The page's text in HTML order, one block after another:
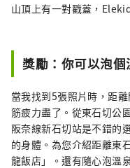
山頂上有一對戳蓋，
獎勵：你可以泡
當我找到5張照片時，距
筋疲力盡了。從東石切公
阪奈線新石切站是不錯的
的身體。為您介紹距離東
龍飯店」。還有隨心泡溫